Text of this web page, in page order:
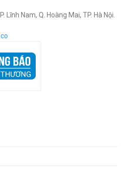
Lĩnh Nam, Q. Hoàng Mai, TP. Hà Nội.